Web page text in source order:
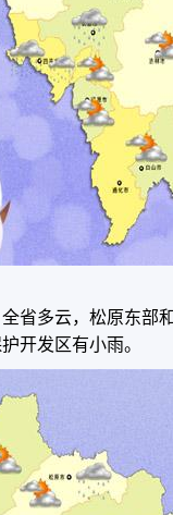
省多云，松原东部
开发区有小雨。